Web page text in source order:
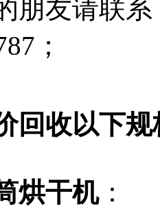
朋友请联系
；
回收以下
烘干机：